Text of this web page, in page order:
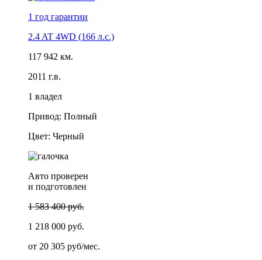
1 год гарантии
2.4 AT 4WD (166 л.с.)
117 942 км.
2011 г.в.
1 владел
Привод: Полный
Цвет: Черный
Авто проверен
и подготовлен
1 583 400 руб.
1 218 000 руб.
от 20 305 руб/мес.